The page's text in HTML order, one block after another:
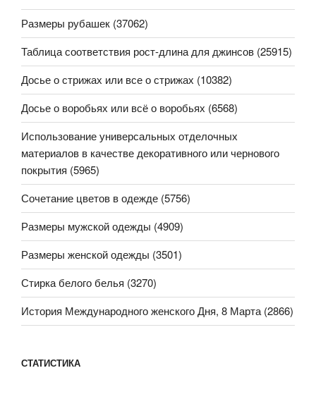
Размеры рубашек (37062)
Таблица соответствия рост-длина для джинсов (25915)
Досье о стрижах или все о стрижах (10382)
Досье о воробьях или всё о воробьях (6568)
Использование универсальных отделочных
материалов в качестве декоративного или чернового
покрытия (5965)
Сочетание цветов в одежде (5756)
Размеры мужской одежды (4909)
Размеры женской одежды (3501)
Стирка белого белья (3270)
История Международного женского Дня, 8 Марта (2866)
СТАТИСТИКА